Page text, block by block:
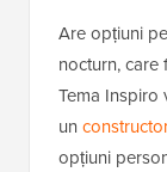
Are opțiuni
nocturn, care
Tema
un
opțiuni